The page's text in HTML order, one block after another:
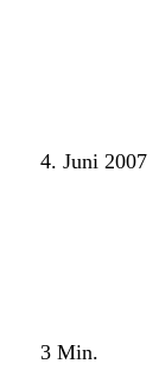
4. Juni 2007
3 Min.